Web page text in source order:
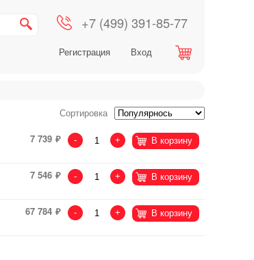
+7 (499) 391-85-77
Регистрация Вход
Сортировка
7 739 - + В корзину
7 546 - + В корзину
67 784 - + В корзину